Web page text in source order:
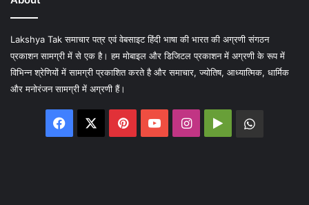
Lakshya Tak समाचार पत्र एवं वेबसाइट हिंदी भाषा की भारत की अग्रणी संगठन
प्रकाशन सामग्री में से एक है। हम मोबाइल और डिजिटल प्रकाशन में अग्रणी के रूप में
विभिन्न श्रेणियों में सामग्री प्रकाशित करते है और समाचार, ज्योतिष, आध्यात्मिक, धार्मिक
और मनोरंजन सामग्री में अग्रणी हैं।
Facebook PinterestYouTubeInstagram
Google